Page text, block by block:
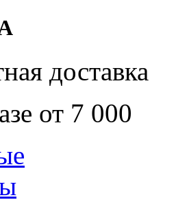
доставка
от 7 000